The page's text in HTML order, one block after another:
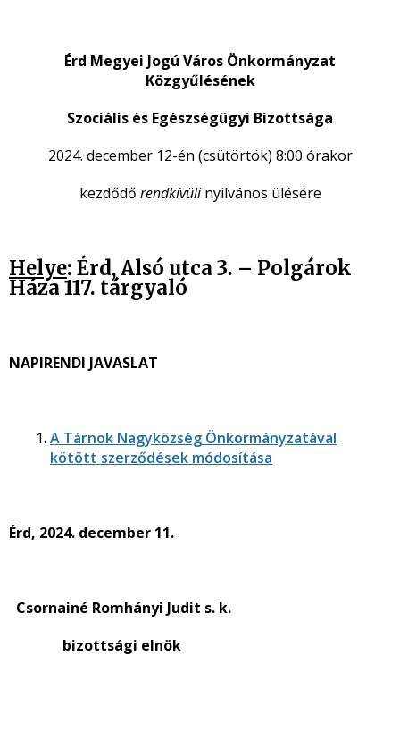
Érd Megyei Jogú Város Önkormányzat
Közgyűlésének
Szociális és Egészségügyi Bizottsága
2024. december 12-én (csütörtök) 8:00 órakor
kezdődő rendkívülinyilvános ülésére
Helye: Érd, Alsó utca 3. – Polgárok
Háza 117. tárgyaló
NAPIRENDI JAVASLAT
A Tárnok Nagyközség Önkormányzatával
kötött szerződések módosítása
Érd, 2024. december 11.
Csornainé Romhányi Judit s. k.
bizottsági elnök